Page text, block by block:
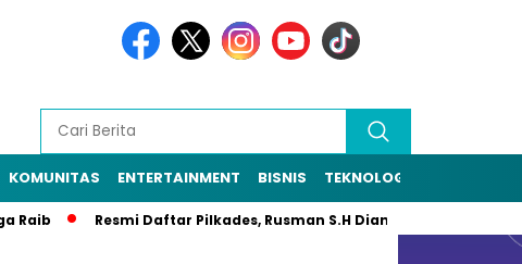
KOMUNITAS ENTERTAINMENT BISNIS TEKNOLOGI
Resmi Daftar Pilkades, Rusman S.H Diantar Sekitar 1.000